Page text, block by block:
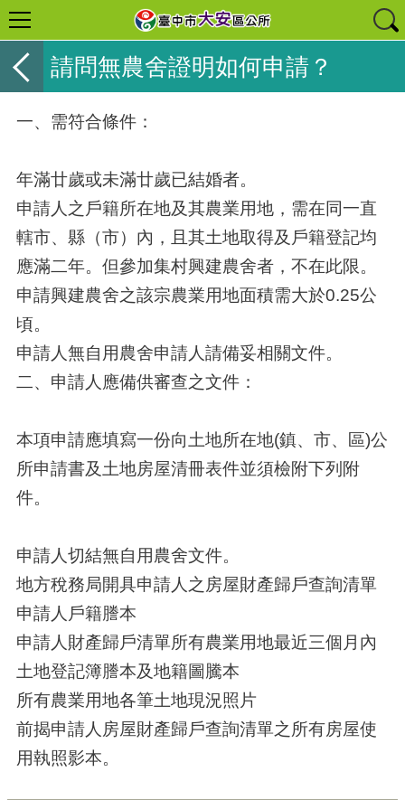
請問無農舍證明如何申請？
一、需符合條件：
年滿廿歲或未滿廿歲已結婚者。
申請人之戶籍所在地及其農業用地，需在同一直
轄市、縣（市）內，且其土地取得及戶籍登記均
應滿二年。但參加集村興建農舍者，不在此限。
申請興建農舍之該宗農業用地面積需大於0.25公
頃。
申請人無自用農舍申請人請備妥相關文件。
二、申請人應備供審查之文件：
本項申請應填寫一份向土地所在地(鎮、市、區)公
所申請書及土地房屋清冊表件並須檢附下列附
件。
申請人切結無自用農舍文件。
地方稅務局開具申請人之房屋財產歸戶查詢清單
申請人戶籍謄本
申請人財產歸戶清單所有農業用地最近三個月內
土地登記簿謄本及地籍圖騰本
所有農業用地各筆土地現況照片
前揭申請人房屋財產歸戶查詢清單之所有房屋使
用執照影本。